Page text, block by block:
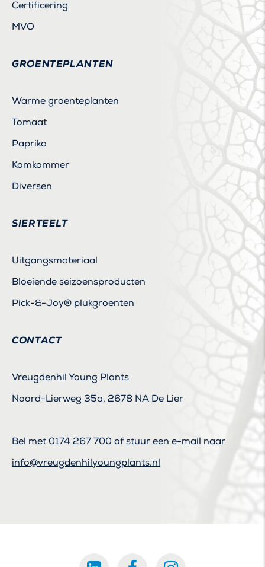
Certificering
MVO
GROENTEPLANTEN
Warme groenteplanten
Tomaat
Paprika
Komkommer
Diversen
SIERTEELT
Uitgangsmateriaal
Bloeiende seizoensproducten
Pick-&-Joy® plukgroenten
CONTACT
Vreugdenhil Young Plants
Noord-Lierweg 35a, 2678 NA De Lier
Bel met 0174 267 700 of stuur een e-mail naar
info@vreugdenhilyoungplants.nl